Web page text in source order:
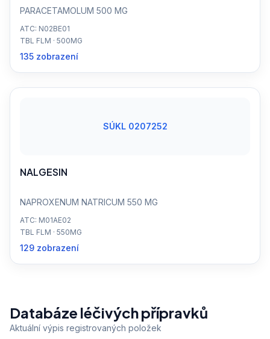
PARACETAMOLUM 500 MG
ATC: N02BE01
TBL FLM · 500MG
135 zobrazení
SÚKL 0207252
NALGESIN
NAPROXENUM NATRICUM 550 MG
ATC: M01AE02
TBL FLM · 550MG
129 zobrazení
Databáze léčivých přípravků
Aktuální výpis registrovaných položek